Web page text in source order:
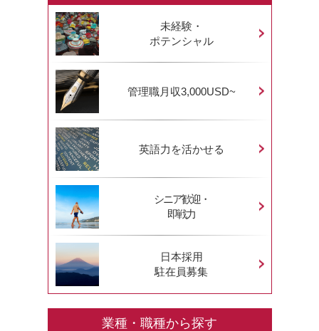
未経験・
ポテンシャル
管理職月収3,000USD~
英語力を活かせる
シニア歓迎・
即戦力
日本採用
駐在員募集
業種・職種から探す